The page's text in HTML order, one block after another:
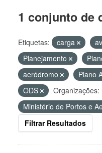
1 conjunto de
Etiquetas: carga
Planejamento
aeródromo
Plano
ODS
Organizações:
Ministério de Portos e
Filtrar Resultados